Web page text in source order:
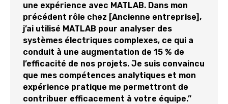
une expérience avec MATLAB. Dans mon
précédent rôle chez [Ancienne entreprise],
j’ai utilisé MATLAB pour analyser des
systèmes électriques complexes, ce qui a
conduit à une augmentation de 15 % de
l’efficacité de nos projets. Je suis convaincu
que mes compétences analytiques et mon
expérience pratique me permettront de
contribuer efficacement à votre équipe.”